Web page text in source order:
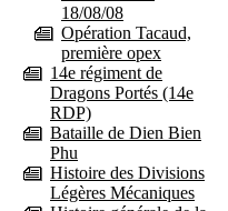
18/08/08
Opération Tacaud,
première opex
14e régiment de
Dragons Portés (14e
RDP)
Bataille de Dien Bien
Phu
Histoire des Divisions
Légères Mécaniques